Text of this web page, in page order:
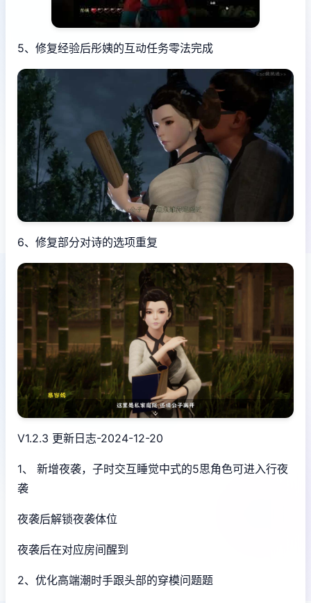
5、修复经验后彤姨的互动任务零法完成
6、修复部分对诗的选项重复
V1.2.3 更新日志-2024-12-20
1、 新增夜袭，子时交互睡觉中式的5思角色可进入行夜
袭
夜袭后解锁夜袭体位
夜袭后在对应房间醒到
2、优化高端潮时手跟头部的穿模问题题